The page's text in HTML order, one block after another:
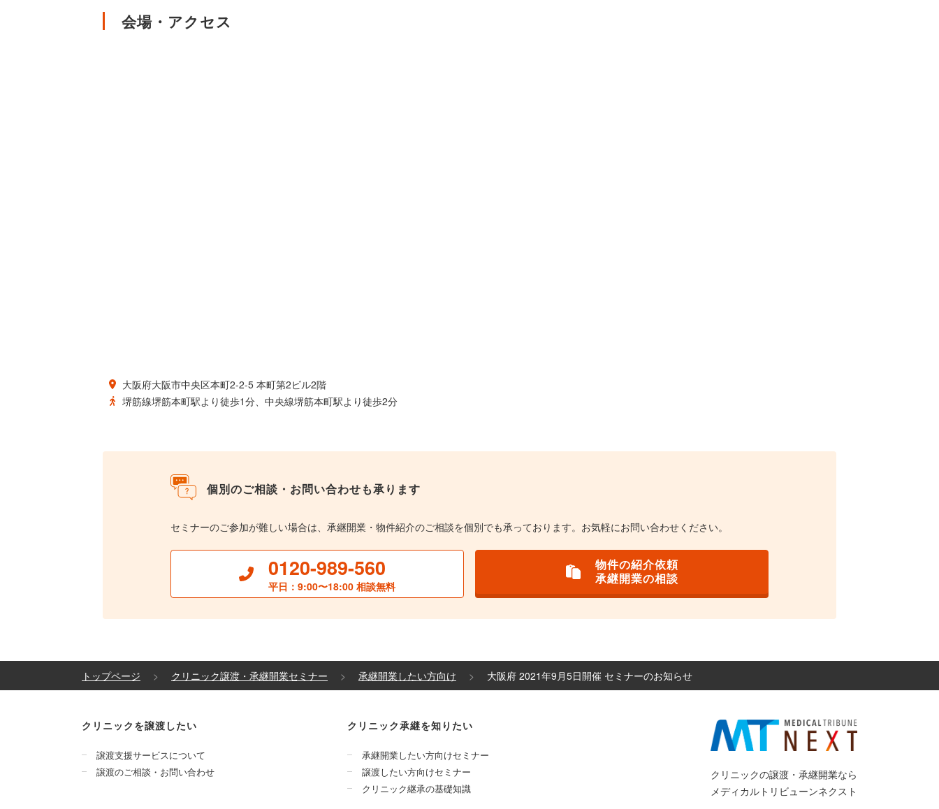
会場・アクセス
大阪府大阪市中央区本町2-2-5 本町第2ビル2階
堺筋線堺筋本町駅より徒歩1分、中央線堺筋本町駅より徒歩2分
個別のご相談・お問い合わせも承ります
セミナーのご参加が難しい場合は、承継開業・物件紹介のご相談を個別でも承っております。お気軽にお問い合わせください。
0120-989-560
平日：9:00〜18:00 相談無料
物件の紹介依頼
承継開業の相談
トップページ クリニック譲渡・承継開業セミナー 承継開業したい方向け 大阪府 2021年9月5日開催 セミナーのお知らせ
クリニックを譲渡したい
譲渡支援サービスについて
譲渡のご相談・お問い合わせ
クリニック承継を知りたい
承継開業したい方向けセミナー
譲渡したい方向けセミナー
クリニック継承の基礎知識
クリニックの譲渡・承継開業なら
メディカルトリビューンネクスト